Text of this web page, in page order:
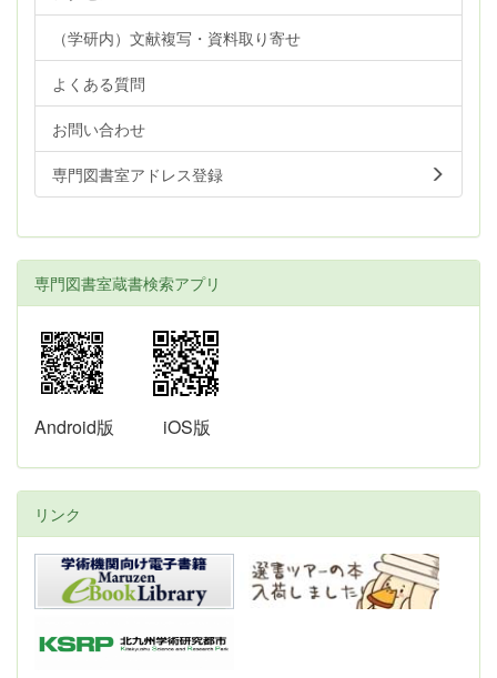
（学研内）文献複写・資料取り寄せ
よくある質問
お問い合わせ
専門図書室アドレス登録
専門図書室蔵書検索アプリ
Android版 iOS版
リンク